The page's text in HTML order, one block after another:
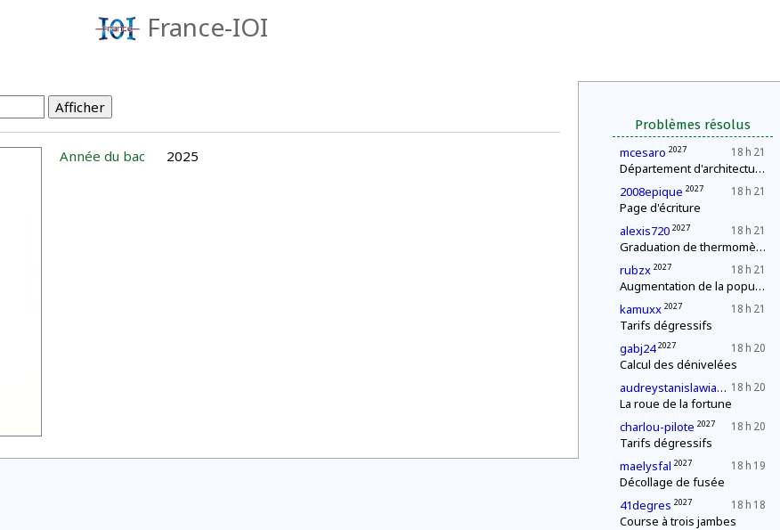
France-IOI
Problèmes résolus
18 h 21
mcesaro 2027
Département d'architecture : construction d'une pyramide
18 h 21
2008epique 2027
Page d'écriture
18 h 21
alexis720 2027
Graduation de thermomètres
18 h 21
rubzx 2027
Augmentation de la population
18 h 21
kamuxx 2027
Tarifs dégressifs
18 h 20
gabj24 2027
Calcul des dénivelées
18 h 20
audreystanislawiak 2027
La roue de la fortune
18 h 20
charlou-pilote 2027
Tarifs dégressifs
18 h 19
maelysfal 2027
Décollage de fusée
18 h 18
41degres 2027
Course à trois jambes
Année du bac 2025